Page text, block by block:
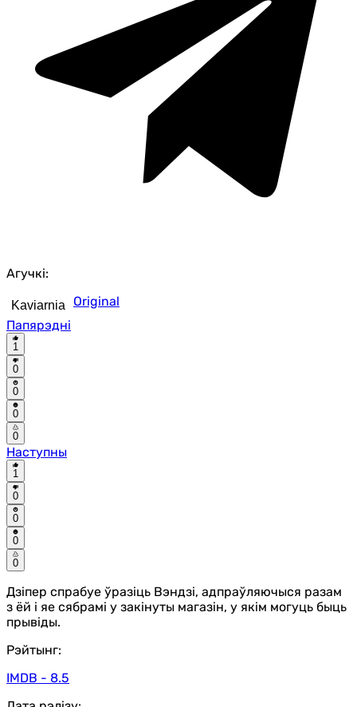
Агучкі:
Kaviarnia
Original
Папярэдні
1
0
0
0
0
Наступны
1
0
0
0
0
Дзіпер спрабуе ўразіць Вэндзі, адпраўляючыся разам
з ёй і яе сябрамі у закінуты магазін, у якім могуць быць
прывіды.
Рэйтынг:
IMDB - 8.5